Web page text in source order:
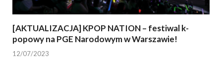
[AKTUALIZACJA] KPOP NATION – festiwal k-
popowy na PGE Narodowym w Warszawie!
12/07/2023